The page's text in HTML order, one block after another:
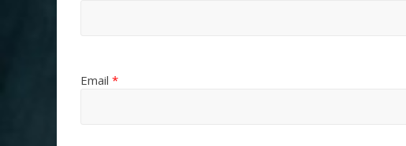
Email *